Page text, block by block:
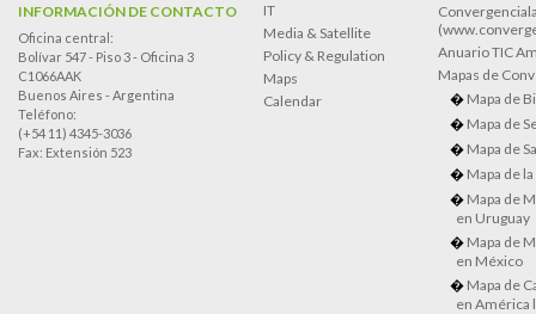
INFORMACIÓN DE CONTACTO
Oficina central:
Bolívar 547 - Piso 3 - Oficina 3
C1066AAK
Buenos Aires - Argentina
Teléfono:
(+54 11) 4345-3036
Fax: Extensión 523
IT
Media & Satellite
Policy & Regulation
Maps
Calendar
Anuario TIC
Mapas de
Mapa de
Mapa de
Mapa de
Mapa de
Mapa de
en Uruguay
Mapa de
en México
Mapa de
en América